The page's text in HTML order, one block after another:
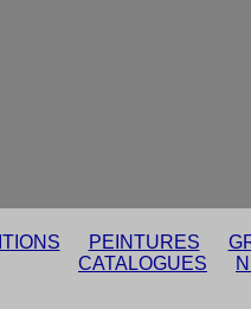
PEINTURES
CATALOGUES